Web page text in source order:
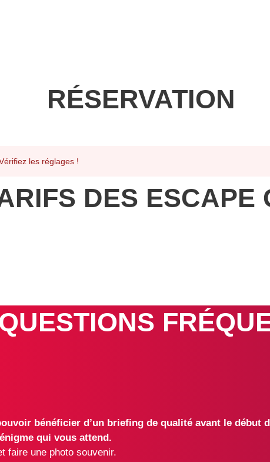
RÉSERVATION
les réglages !
DES ESCAPE
bénéficier d’un briefing de qualité avant le
qui vous attend.
faire une photo souvenir.